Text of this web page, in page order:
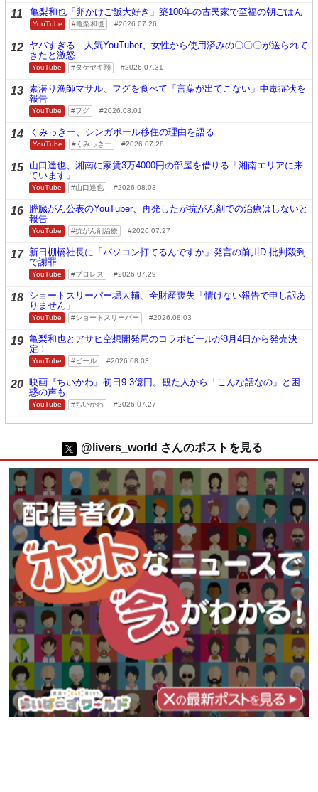
11 亀梨和也「卵かけご飯大好き」築100年の古民家で至福の朝ごはん
YouTube 亀梨和也 2026.07.26
12 ヤバすぎる…人気YouTuber、女性から使用済みの〇〇〇が送られて
きたと激怒
YouTube タケヤキ翔 2026.07.31
13 素潜り漁師マサル、フグを食べて「言葉が出てこない」中毒症状を
報告
YouTube フグ 2026.08.01
14 くみっきー、シンガポール移住の理由を語る
YouTube くみっきー 2026.07.28
15 山口達也、湘南に家賃3万4000円の部屋を借りる「湘南エリアに来
ています」
YouTube 山口達也 2026.08.03
16 膵臓がん公表のYouTuber、再発したが抗がん剤での治療はしないと
報告
YouTube 抗がん剤治療 2026.07.27
17 新日棚橋社長に「パソコン打てるんですか」発言の前川D 批判殺到
で謝罪
YouTube プロレス 2026.07.29
18 ショートスリーパー堀大輔、全財産喪失「情けない報告で申し訳あ
りません」
YouTube ショートスリーパー 2026.08.03
19 亀梨和也とアサヒ空想開発局のコラボビールが8月4日から発売決
定！
YouTube ビール 2026.08.03
20 映画『ちいかわ』初日9.3億円。観た人から「こんな話なの」と困
惑の声も
YouTube ちいかわ 2026.07.27
@livers_world さんのポストを見る